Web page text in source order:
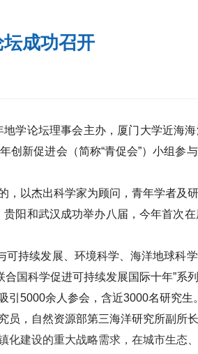
成功召开
学论坛理事会主办，厦门大学近海
新促进会（简称“青促会”）小组参
以杰出科学家为顾问，青年学者及
阳和武汉成功举办八届，今年首次
可持续发展、环境科学、海洋地球科
合国科学促进可持续发展国际十年”系
引 5000余人参会，含近3000名研究生。
，自然资源部第三海洋研究所副所
建设的重大战略需求，在城市生态